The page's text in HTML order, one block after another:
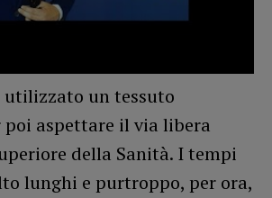
utilizzato un tessuto
poi aspettare il via libera
della Sanità. I tempi
lunghi e purtroppo, per ora,